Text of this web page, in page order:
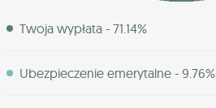
Twoja wypłata - 71.14%
Ubezpieczenie emerytalne - 9.76%